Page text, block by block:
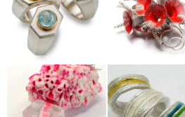
Petra Franke Mirjam Hiller
Hanne
Beyermann-